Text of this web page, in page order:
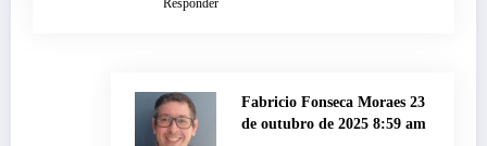
Responder
Fabricio Fonseca Moraes 23
de outubro de 2025 8:59 am